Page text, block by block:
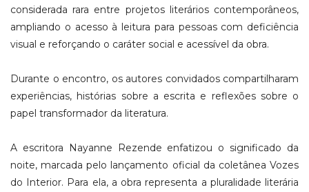
considerada rara entre projetos literários contemporâneos,
ampliando o acesso à leitura para pessoas com deficiência
visual e reforçando o caráter social e acessível da obra.
Durante o encontro, os autores convidados compartilharam
experiências, histórias sobre a escrita e reflexões sobre o
papel transformador da literatura.
A escritora Nayanne Rezende enfatizou o significado da
noite, marcada pelo lançamento oficial da coletânea Vozes
do Interior. Para ela, a obra representa a pluralidade literária